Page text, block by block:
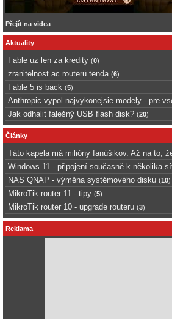
Přejít na videa
Aktuality
Fable uz len za kredity (0)
zranitelnost ac routerů tenda (6)
Fable 5 is back (5)
Anthropic vypol najvykonejsie modely - pre
Jak odhalit falešný USB flash disk? (20)
Články
Táto kapela má milióny fanúšikov. Až na to,
Windows 11 - připojení současně k několika
NAS QNAP - výměna systémového disku (10)
MikroTik router 11 - tipy (5)
MikroTik router 10 - upgrade routeru (3)
Reklama